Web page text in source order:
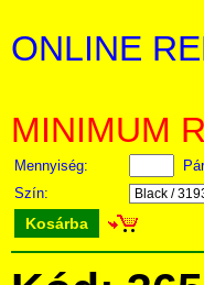
ONLINE
MINIMUM
Mennyiség:
Pár
Szín:
Kosárba